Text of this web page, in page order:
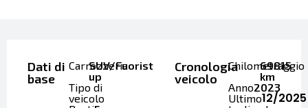
Dati di
base
Carrozzeria
SUV/Fuoristrada/Pick-
up
Tipo di
veicolo
Cronologia
veicolo
Chilometraggio
69815
km
Anno2023
Ultimo12/2025